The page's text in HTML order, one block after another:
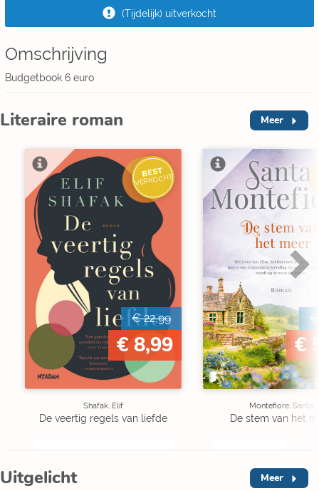
(Tijdelijk) uitverkocht
Omschrijving
Budgetbook 6 euro
Literaire roman Meer
BEST
VERKOCHT
€ 22,99
€ 8,99
Shafak, Elif
De veertig regels van liefde
€
€
Montefiore, Santa
De stem van het
Uitgelicht Meer